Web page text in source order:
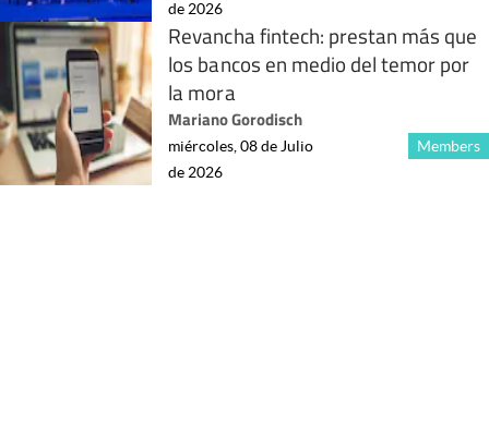
de 2026
Revancha fintech: prestan más que
los bancos en medio del temor por
la mora
Mariano Gorodisch
Members
miércoles, 08 de Julio
de 2026